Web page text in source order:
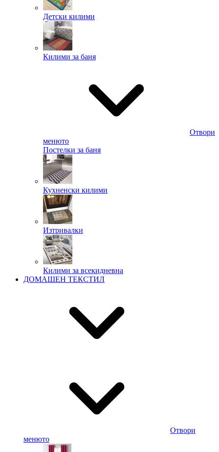
Детски килими
Килими за баня
Отвори
менюто
Постелки за баня
Кухненски килими
Изтривалки
Килими за всекидневна
ДОМАШЕН ТЕКСТИЛ
Отвори
менюто